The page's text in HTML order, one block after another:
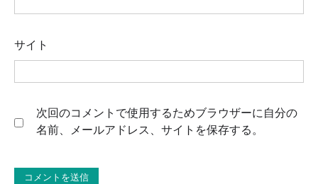
サイト
次回のコメントで使用するためブラウザーに自分の
名前、メールアドレス、サイトを保存する。